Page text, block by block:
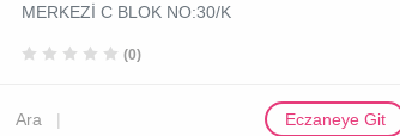
MERKEZİ C BLOK NO:30/K
(0)
Ara Eczaneye Git